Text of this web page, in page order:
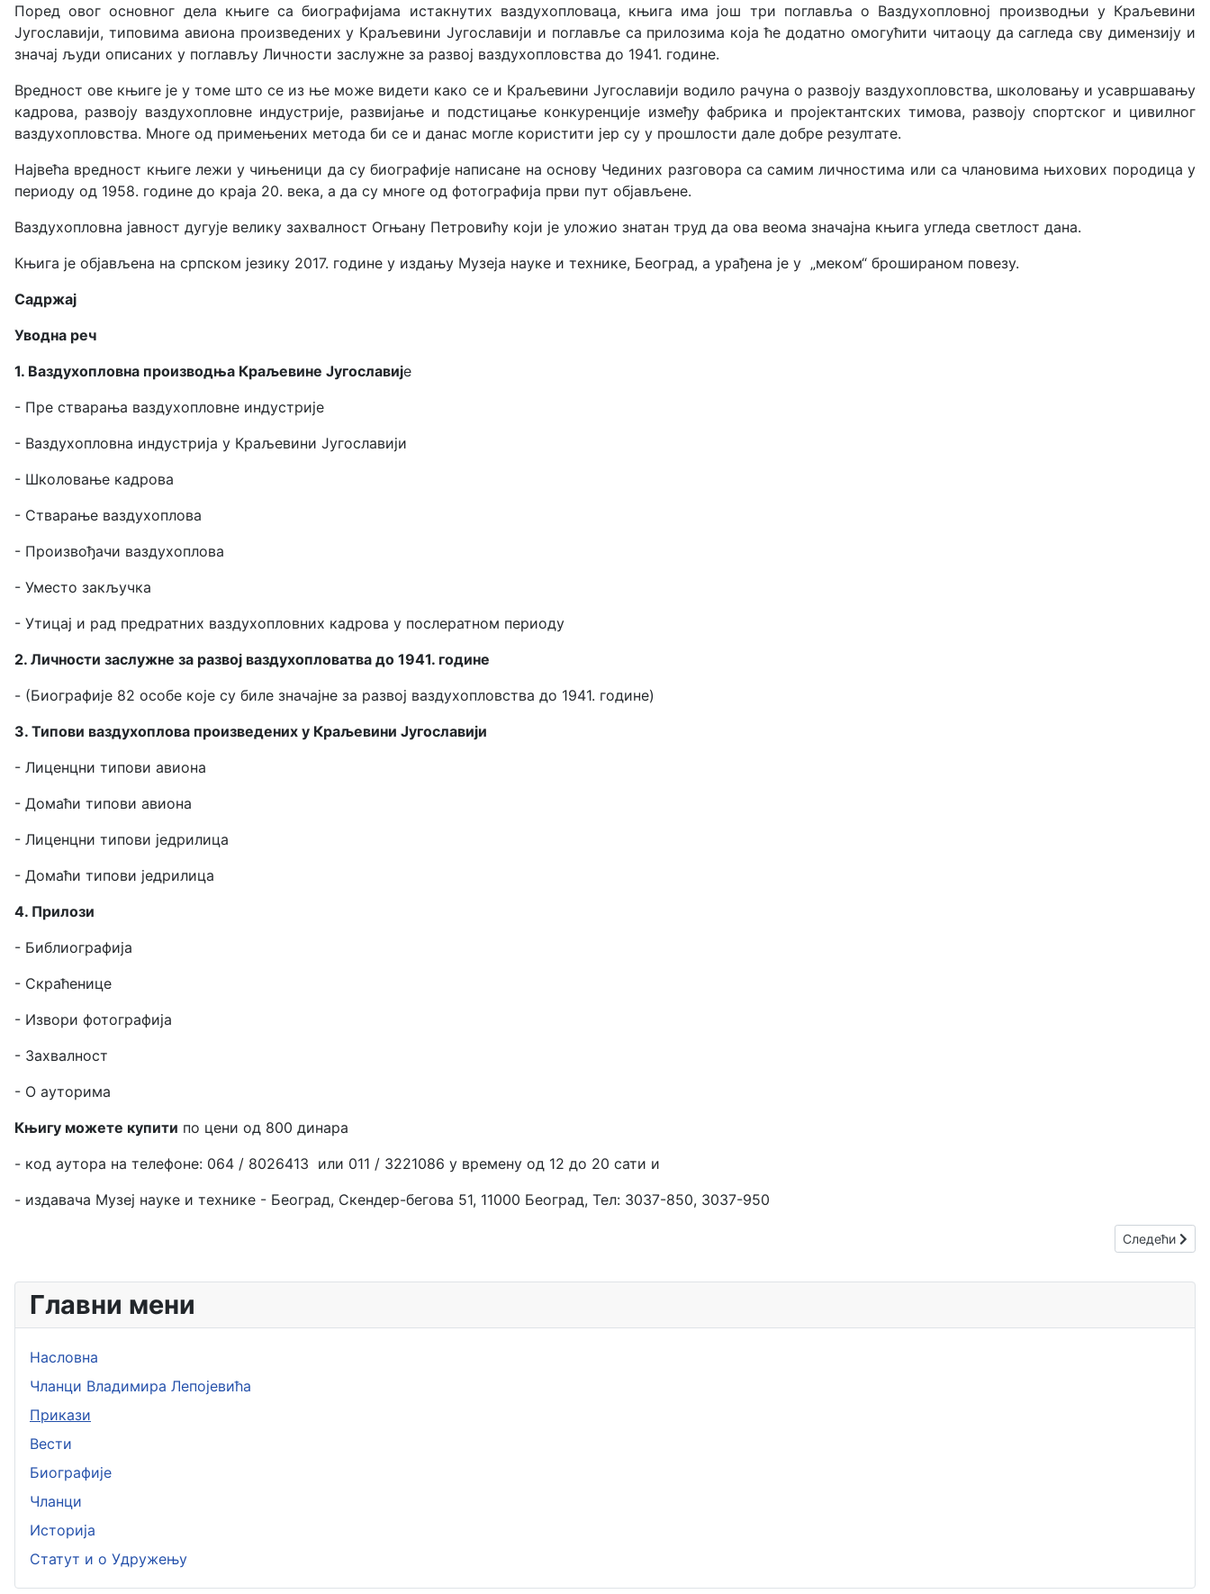
Поред овог основног дела књиге са биографијама истакнутих ваздухопловаца, књига има још три поглавља о Ваздухопловној производњи у Краљевини
Југославији, типовима авиона произведених у Краљевини Југославији и поглавље са прилозима која ће додатно омогућити читаоцу да сагледа сву димензију и
значај људи описаних у поглављу Личности заслужне за развој ваздухопловства до 1941. године.
Вредност ове књиге је у томе што се из ње може видети како се и Краљевини Југославији водило рачуна о развоју ваздухопловства, школовању и усавршавању
кадрова, развоју ваздухопловне индустрије, развијање и подстицање конкуренције између фабрика и пројектантских тимова, развоју спортског и цивилног
ваздухопловства. Многе од примењених метода би се и данас могле користити јер су у прошлости дале добре резултате.
Највећа вредност књиге лежи у чињеници да су биографије написане на основу Чединих разговора са самим личностима или са члановима њихових породица у
периоду од 1958. године до краја 20. века, а да су многе од фотографија први пут објављене.
Ваздухопловна јавност дугује велику захвалност Огњану Петровићу који је уложио знатан труд да ова веома значајна књига угледа светлост дана.
Књига је објављена на српском језику 2017. године у издању Музеја науке и технике, Београд, а урађена је у „меком“ брошираном повезу.
Садржај
Уводна реч
1. Ваздухопловна производња Краљевине Југославије
- Пре стварања ваздухопловне индустрије
- Ваздухопловна индустрија у Краљевини Југославији
- Школовање кадрова
- Стварање ваздухоплова
- Произвођачи ваздухоплова
- Уместо закључка
- Утицај и рад предратних ваздухопловних кадрова у послератном периоду
2. Личности заслужне за развој ваздухопловатва до 1941. године
- (Биографије 82 особе које су биле значајне за развој ваздухопловства до 1941. године)
3. Типови ваздухоплова произведених у Краљевини Југославији
- Лиценцни типови авиона
- Домаћи типови авиона
- Лиценцни типови једрилица
- Домаћи типови једрилица
4. Прилози
- Библиографија
- Скраћенице
- Извори фотографија
- Захвалност
- О ауторима
Књигу можете купити по цени од 800 динара
- код аутора на телефоне: 064 / 8026413 или 011 / 3221086 у времену од 12 до 20 сати и
- издавача Музеј науке и технике - Београд, Скендер-бегова 51, 11000 Београд, Тел: 3037-850, 3037-950
Следећи
Следећи
Главни мени
Насловна
Чланци Владимира Лепојевића
Прикази
Вести
Биографије
Чланци
Историја
Статут и о Удружењу